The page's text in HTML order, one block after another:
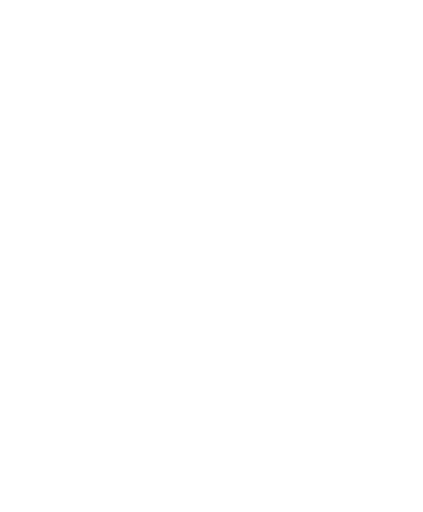
备局召开《习近平